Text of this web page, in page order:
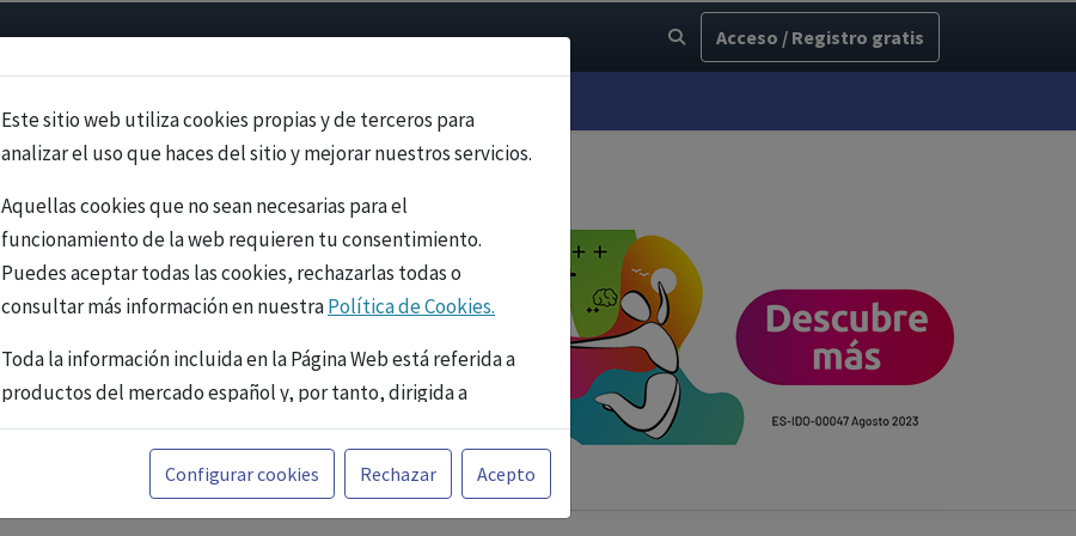
Acceso / Registro gratis
Este sitio web utiliza cookies propias y de terceros para
analizar el uso que haces del sitio y mejorar nuestros servicios.
Aquellas cookies que no sean necesarias para el
funcionamiento de la web requieren tu consentimiento.
Puedes aceptar todas las cookies, rechazarlas todas o
consultar más información en nuestraPolítica de Cookies.
Toda la información incluida en la Página Web está referida a
productos del mercado español y, por tanto, dirigida a
profesionales sanitarios legalmente facultados para
prescribir o dispensar medicamentos con ejercicio
profesional. La información técnica de los fármacos se facilita
a título meramente informativo, siendo responsabilidad de
Configurar cookies Rechazar Acepto